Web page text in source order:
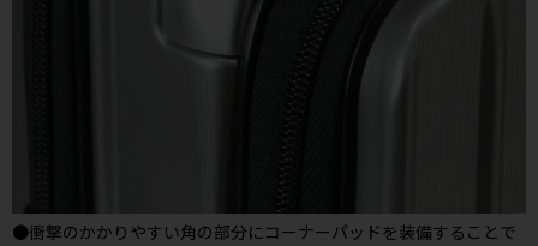
●衝撃のかかりやすい角の部分にコーナーパッドを装備することで